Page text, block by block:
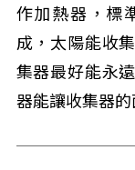
作加熱器，標
成，太陽能收
集器最好能永
器能讓收集器的